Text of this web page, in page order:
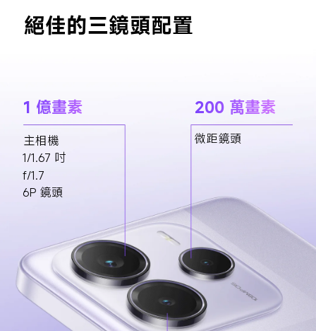
絕佳的三鏡頭配置
1 億畫素
主相機
1/1.67 吋
f/1.7
6P 鏡頭
200 萬畫素
微距鏡頭